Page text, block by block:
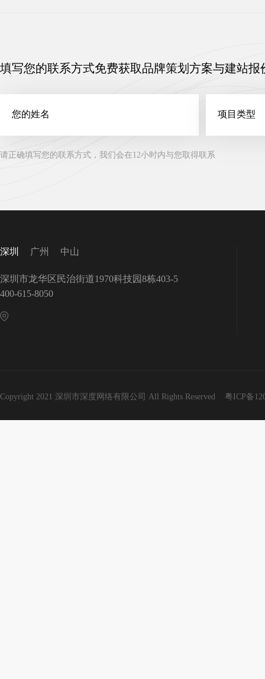
填写您的联系方式免费获取品牌策划方案与建站报
请正确填写您的联系方式，我们会在12小时内与您取得联系
深圳 广州 中山
深圳市龙华区民治街道1970科技园8栋403-5
400-615-8050
Copyright 2021 深圳市深度网络有限公司 All Rights Reserved 粤ICP备